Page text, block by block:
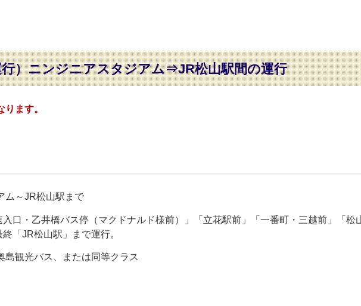
）ニンジニアスタジアム⇒JR松山駅間の運行
ます。
ム～JR松山駅まで
口・乙井橋バス停（マクドナルド様前）」「立花駅前」「一番町・三越前」「松
「JR松山駅」まで運行。
観光バス、または同等クラス